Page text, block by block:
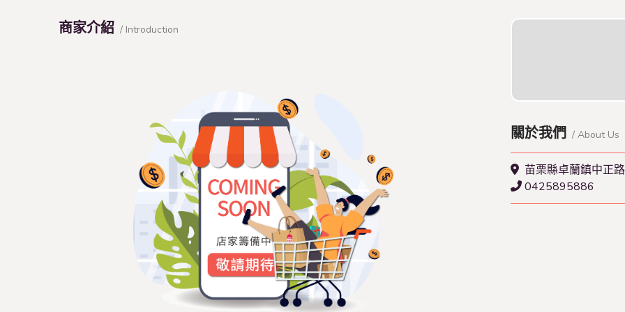
商家介紹 / Introduction
關於我們 / About Us
苗栗縣卓蘭鎮中正
0425895886